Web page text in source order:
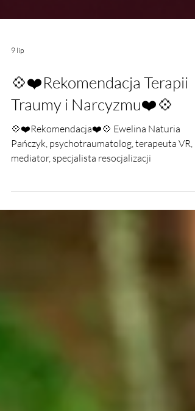
9 lip
💠❤️Rekomendacja Terapii
Traumy i Narcyzmu❤️💠
💠❤️Rekomendacja❤️💠 Ewelina Naturia
mediator, specjalista resocjalizacji